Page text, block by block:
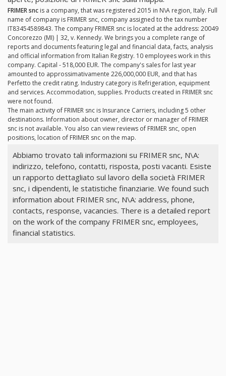
FRIMER snc is a company, that was registered 2015 in N\A region, Italy. Full
name of company is FRIMER snc, company assigned to the tax number
IT83454589843. The company FRIMER snc is located at the address: 20049
Concorezzo (MI) | 32, v. Kennedy. We brings you a complete range of
reports and documents featuring legal and financial data, facts, analysis
and official information from Italian Registry. 10 employees work in this
company. Capital - 518,000 EUR. The company's sales for last year
amounted to approssimativamente 226,000,000 EUR, and that has
Perfetto the credit rating. Industry category is Refrigeration, equipment
and services. Accommodation, supplies. Products created in FRIMER snc
were not found.
The main activity of FRIMER snc is Insurance Carriers, including 5 other
destinations. Information about owner, director or manager of FRIMER
snc is not available. You also can view reviews of FRIMER snc, open
positions, location of FRIMER snc on the map.
Abbiamo trovato tali informazioni su FRIMER snc, N\A:
indirizzo, telefono, contatti, risposta, posti vacanti. Esiste
un rapporto dettagliato sul lavoro della società FRIMER
snc, i dipendenti, le statistiche finanziarie. We found such
information about FRIMER snc, N\A: address, phone,
contacts, response, vacancies. There is a detailed report
on the work of the company FRIMER snc, employees,
financial statistics.